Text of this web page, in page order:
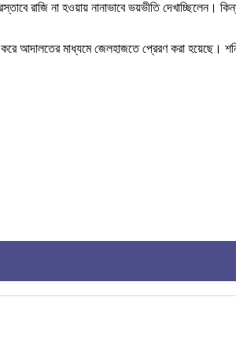
রাজি না হওয়ায় নানাভাবে ভয়ভীতি দেখাচ্ছিলেন।
আদালতের মাধ্যমে জেলহাজতে প্রেরণ করা হয়েছে।